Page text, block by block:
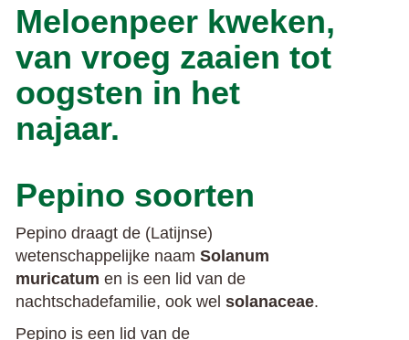
Meloenpeer kweken,
van vroeg zaaien tot
oogsten in het
najaar.
Pepino soorten
Pepino draagt de (Latijnse)
wetenschappelijke naam Solanum
muricatum en is een lid van de
nachtschadefamilie, ook wel solanaceae.
Pepino is een lid van de